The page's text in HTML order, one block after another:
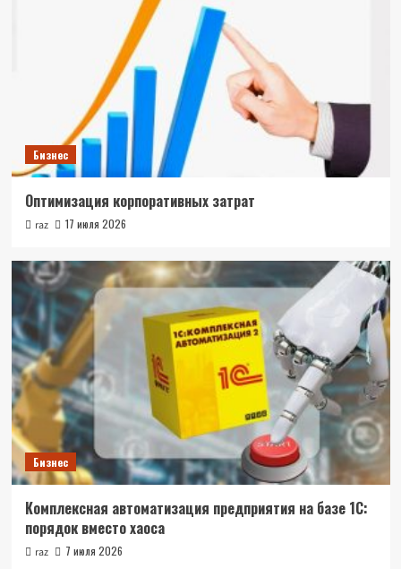
Бизнес
Оптимизация корпоративных затрат
raz 17 июля 2026
Бизнес
Комплексная автоматизация предприятия на базе 1С:
порядок вместо хаоса
raz 7 июля 2026